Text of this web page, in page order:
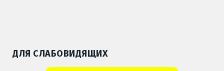
ДЛЯ СЛАБОВИДЯЩИХ